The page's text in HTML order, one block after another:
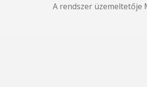
A rendszer üzemeltetője